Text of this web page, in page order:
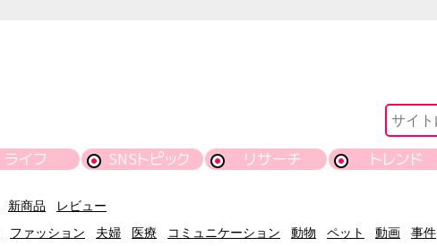
ライフ SNSトピック リサーチ トレンド
新商品
レビュー
ファッション 夫婦 医療 コミュニケーション 動物 ペット 動画 事件